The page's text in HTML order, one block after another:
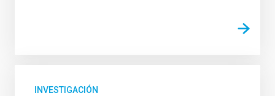
INVESTIGACIÓN